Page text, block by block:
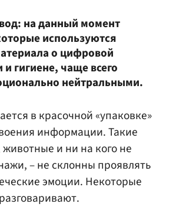
на данный момент
используются
о цифровой
и гигиене, чаще всего
нейтральными.
в красочной «упаковке»
информации. Такие
и ни на кого не
– не склонны проявлять
эмоции. Некоторые